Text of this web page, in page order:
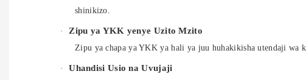
shinikizo.
· Zipu ya YKK yenye Uzito Mzito
Zipu ya chapa ya YKK ya hali ya juu huhakikisha utendaji wa
· Uhandisi Usio na Uvujaji